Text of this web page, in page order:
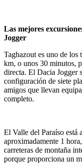
Las mejores
Jogger
Taghazout es uno de los
km, o unos 30 minutos,
directa. El Dacia Jogger
configuración de siete
amigos que llevan
completo.
El Valle del Paraíso está
aproximadamente 1
carreteras de montaña
porque proporciona un